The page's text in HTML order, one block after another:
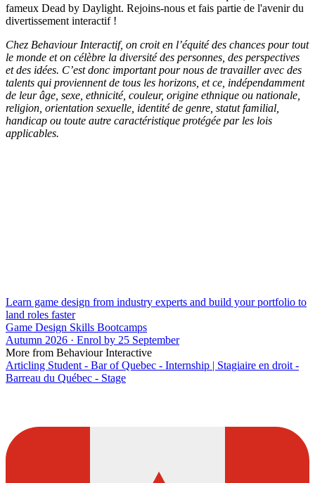
fameux Dead by Daylight. Rejoins-nous et fais partie de l'avenir du
divertissement interactif !
Chez Behaviour Interactif, on croit en l’équité des chances pour tout
le monde et on célèbre la diversité des personnes, des perspectives
et des idées. C’est donc important pour nous de travailler avec des
talents qui proviennent de tous les horizons, et ce, indépendamment
de leur âge, sexe, ethnicité, couleur, origine ethnique ou nationale,
religion, orientation sexuelle, identité de genre, statut familial,
handicap ou toute autre caractéristique protégée par les lois
applicables.
Learn game design from industry experts and build your portfolio to
land roles faster
Game Design Skills Bootcamps
Autumn 2026 · Enrol by 25 September
More from Behaviour Interactive
Articling Student - Bar of Quebec - Internship | Stagiaire en droit -
Barreau du Québec - Stage